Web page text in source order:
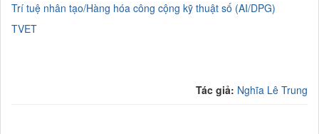
Trí tuệ nhân tạo/Hàng hóa công cộng kỹ thuật số (AI/DPG)
TVET
Tác giả: Nghĩa Lê Trung